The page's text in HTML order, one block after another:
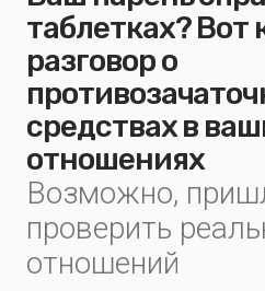
таблетках? Вот
разговор о
средствах в
отношениях
Возможно,
проверить
отношений